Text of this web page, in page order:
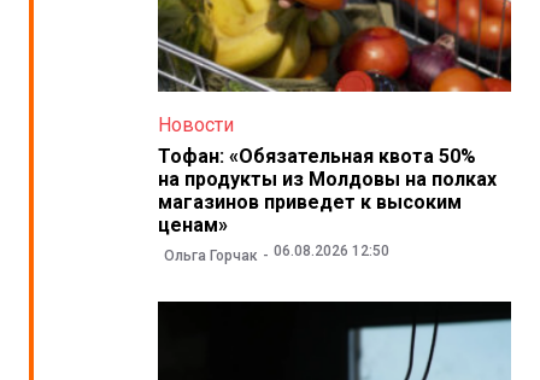
Новости
Тофан: «Обязательная квота 50%
на продукты из Молдовы на полках
магазинов приведет к высоким
ценам»
Ольга Горчак 06.08.2026 12:50